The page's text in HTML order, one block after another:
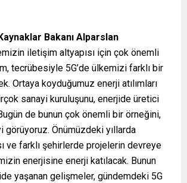
Bakanı Alparslan
iletişim altyapısı için çok önemli
tecrübesiyle 5G’de ülkemizi farklı bir
Ortaya koyduğumuz enerji atılımları
sanayi kuruluşunu, enerjide üretici
de bunun çok önemli bir örneğini,
görüyoruz. Önümüzdeki yıllarda
ve farklı şehirlerde projelerin devreye
enerjisine enerji katılacak. Bunun
yaşanan gelişmeler, gündemdeki 5G